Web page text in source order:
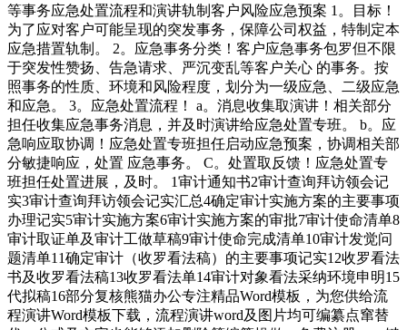
等事务应急处置流程和演讲轨制客户风险应急预案 1。目标！
为了应对客户可能呈现的突发事务，保障公司权益，特制定本
应急措置轨制。 2。应急事务分类！客户应急事务包罗但不限
于突发性赞扬、告急请求、严沉变乱等客户关心 的事务。按
照事务的性质、环境和风险程度，划分为一级应急、二级应急
和应急。 3。应急处置流程！ a。消息收集取演讲！相关部分
担任收集应急事务消息，并及时演讲给应急处置专班。 b。应
急响应取协调！应急处置专班担任启动应急预案，协调相关部
分敏捷响应，处置 应急事务。 C。处置取反馈！应急处置专
班担任处置进展，及时。 1审计通知书2审计查询拜访领会记
实3审计查询拜访领会记实汇总4确定审计实施方案的主要事项
办理记实5审计实施方案6审计实施方案的审批7审计使命清单8
审计取证单及审计工做草稿9审计使命完成清单10审计发觉问
题清单11确定审计（收罗看法稿）的主要事项记实12收罗看法
书及收罗看法稿13收罗看法单14审计对象看法采纳环境申明15
代拟稿16部分复核熊猫办公专注精品Word模板，为您供给流
程演讲Word模板下载，流程演讲word及图片均可编纂点窜替